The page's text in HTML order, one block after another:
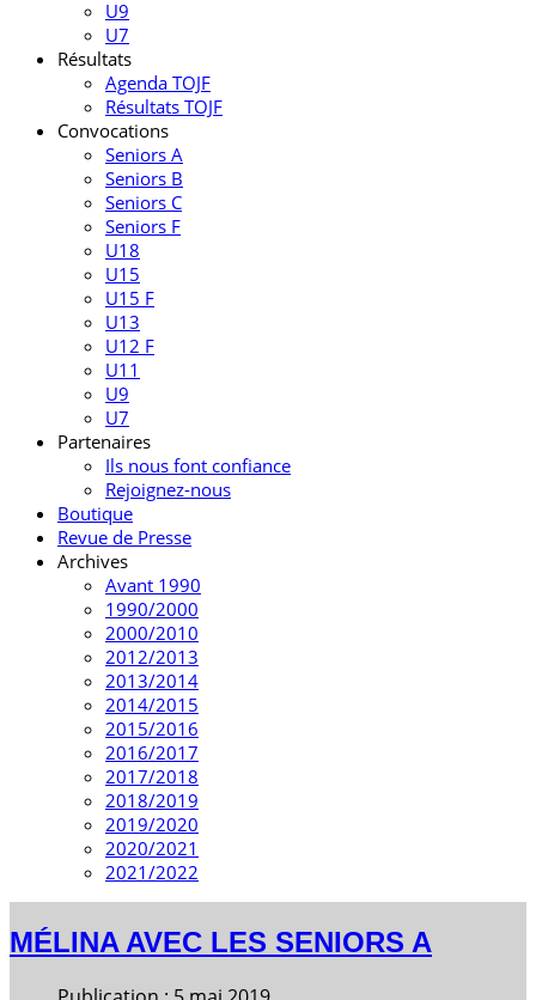
U9
U7
Résultats
Agenda TOJF
Résultats TOJF
Convocations
Seniors A
Seniors B
Seniors C
Seniors F
U18
U15
U15 F
U13
U12 F
U11
U9
U7
Partenaires
Ils nous font confiance
Rejoignez-nous
Boutique
Revue de Presse
Archives
Avant 1990
1990/2000
2000/2010
2012/2013
2013/2014
2014/2015
2015/2016
2016/2017
2017/2018
2018/2019
2019/2020
2020/2021
2021/2022
MÉLINA AVEC LES SENIORS A